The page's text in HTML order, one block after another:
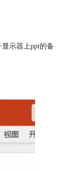
示器上ppt的备